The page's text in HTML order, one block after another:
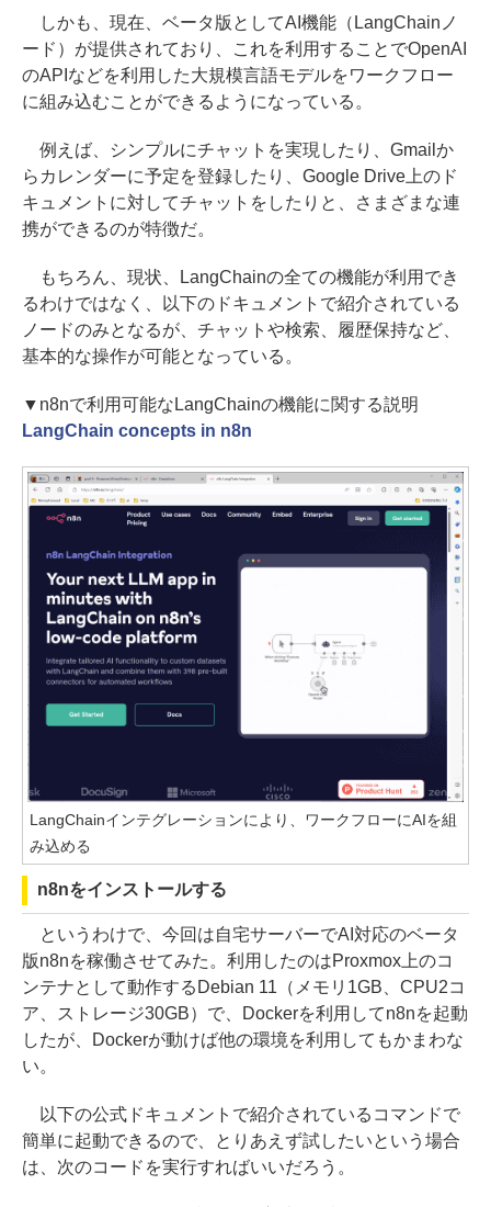
しかも、現在、ベータ版としてAI機能（LangChainノ
ード）が提供されており、これを利用することでOpenAI
のAPIなどを利用した大規模言語モデルをワークフロー
に組み込むことができるようになっている。
例えば、シンプルにチャットを実現したり、Gmailか
らカレンダーに予定を登録したり、Google Drive上のド
キュメントに対してチャットをしたりと、さまざまな連
携ができるのが特徴だ。
もちろん、現状、LangChainの全ての機能が利用でき
るわけではなく、以下のドキュメントで紹介されている
ノードのみとなるが、チャットや検索、履歴保持など、
基本的な操作が可能となっている。
▼n8nで利用可能なLangChainの機能に関する説明
LangChain concepts in n8n
LangChainインテグレーションにより、ワークフローにAIを組
み込める
n8nをインストールする
というわけで、今回は自宅サーバーでAI対応のベータ
版n8nを稼働させてみた。利用したのはProxmox上のコ
ンテナとして動作するDebian 11（メモリ1GB、CPU2コ
ア、ストレージ30GB）で、Dockerを利用してn8nを起動
したが、Dockerが動けば他の環境を利用してもかまわな
い。
以下の公式ドキュメントで紹介されているコマンドで
簡単に起動できるので、とりあえず試したいという場合
は、次のコードを実行すればいいだろう。